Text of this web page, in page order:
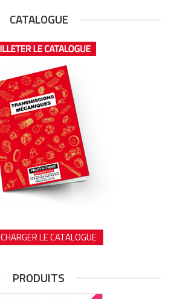
CATALOGUE
LE CATALOGUE
PRODUITS